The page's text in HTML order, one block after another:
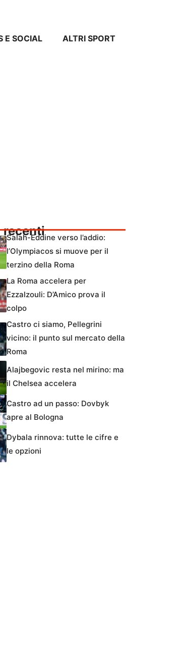
E SOCIAL ALTRI SPORT
Salah-Eddine verso l’addio:
l’Olympiacos si muove per il
terzino della Roma
La Roma accelera per
Ezzalzouli: D’Amico prova il
colpo
Castro ci siamo, Pellegrini
vicino: il punto sul mercato della
Roma
Alajbegovic resta nel mirino: ma
il Chelsea accelera
Castro ad un passo: Dovbyk
apre al Bologna
Dybala rinnova: tutte le cifre e
le opzioni